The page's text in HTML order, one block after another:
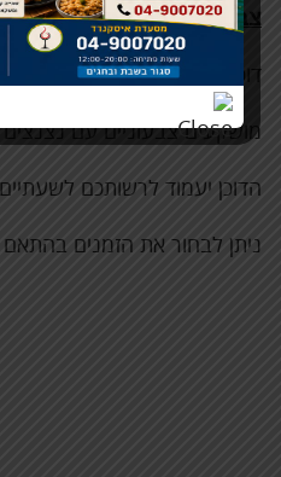
צבעים באהבה–ציורי פנים
דוכן חוויתי ומלהיב של ציורי
מושקעים צבעוניים עם
הדוכן יעמוד לרשותכם
ניתן לבחור את הזמנים בהתאם